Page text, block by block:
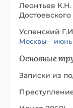
Леонтьев К.Н.
Успенский
Москвы – июнь
Основные
Записки из